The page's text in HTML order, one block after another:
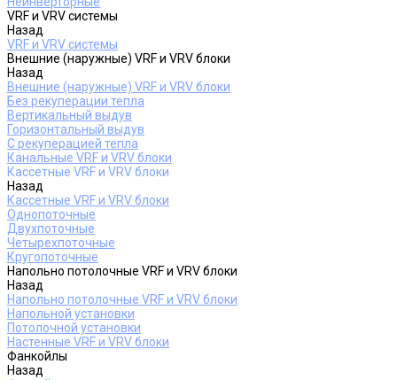
VRF и VRV системы
Назад
VRF и VRV системы
Внешние (наружные) VRF и VRV блоки
Назад
Внешние (наружные) VRF и VRV блоки
Без рекуперации тепла
Вертикальный выдув
Горизонтальный выдув
С рекуперацией тепла
Канальные VRF и VRV блоки
Кассетные VRF и VRV блоки
Назад
Кассетные VRF и VRV блоки
Однопоточные
Двухпоточные
Четырехпоточные
Кругопоточные
Напольно потолочные VRF и VRV блоки
Назад
Напольно потолочные VRF и VRV блоки
Напольной установки
Потолочной установки
Настенные VRF и VRV блоки
Фанкойлы
Назад